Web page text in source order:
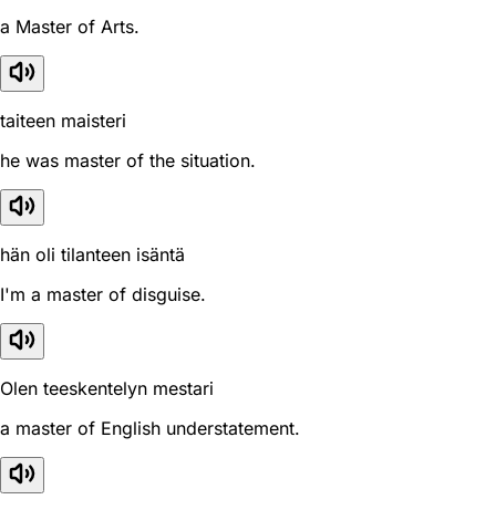
a Master of Arts.
taiteen maisteri
he was master of the situation.
hän oli tilanteen isäntä
I'm a master of disguise.
Olen teeskentelyn mestari
a master of English understatement.